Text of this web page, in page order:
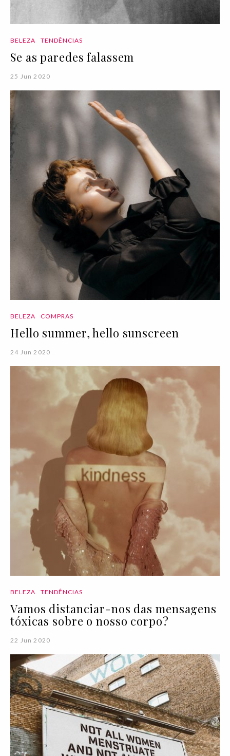
BELEZA TENDÊNCIAS
Se as paredes falassem
25 Jun 2020
BELEZA COMPRAS
Hello summer, hello sunscreen
24 Jun 2020
BELEZA TENDÊNCIAS
Vamos distanciar-nos das mensagens
tóxicas sobre o nosso corpo?
22 Jun 2020